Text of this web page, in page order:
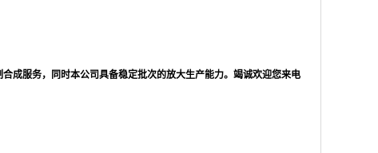
成服务，同时本公司具备稳定批次的放大生产能力。竭诚欢迎您来电